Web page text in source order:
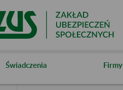
Świadczenia Firmy